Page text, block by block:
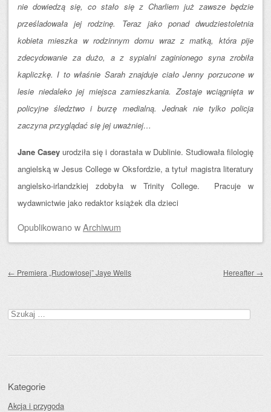
nie dowiedzą się, co stało się z Charliem już zawsze będzie
prześladowała jej rodzinę. Teraz jako ponad dwudziestoletnia
kobieta mieszka w rodzinnym domu wraz z matką, która pije
zdecydowanie za dużo, a z sypialni zaginionego syna zrobiła
kapliczkę. I to właśnie Sarah znajduje ciało Jenny porzucone w
lesie niedaleko jej miejsca zamieszkania. Zostaje wciągnięta w
policyjne śledztwo i burzę medialną. Jednak nie tylko policja
zaczyna przyglądać się jej uważniej…
Jane Casey urodziła się i dorastała w Dublinie. Studiowała filologię
angielską w Jesus College w Oksfordzie, a tytuł magistra literatury
angielsko-irlandzkiej zdobyła w Trinity College. Pracuje w
wydawnictwie jako redaktor książek dla dzieci
OpublikowanowArchiwum
← Premiera „Rudowłosej” Jaye Wells Hereafter →
Szukaj:
Kategorie
Akcja i przygoda